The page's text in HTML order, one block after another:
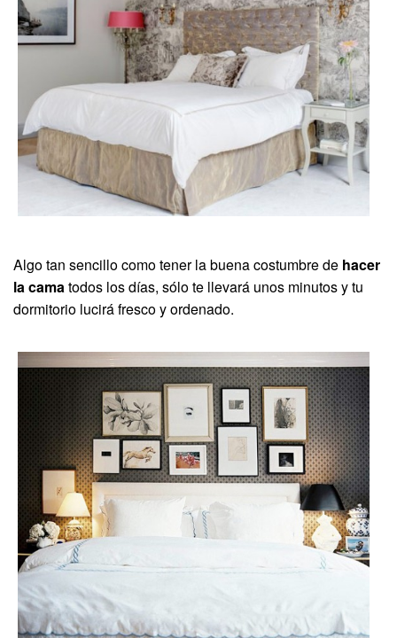
Algo tan sencillo como tener la buena costumbre de hacer
la camatodos los días, sólo te llevará unos minutos y tu
dormitorio lucirá fresco y ordenado.